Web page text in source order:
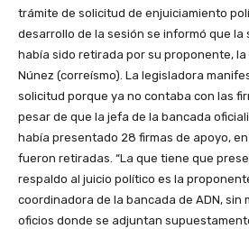
trámite de solicitud de enjuiciamiento
desarrollo de la sesión se informó que la
había sido retirada por su proponente,
Núnez (correísmo). La legisladora
solicitud porque ya no contaba con las
pesar de que la jefa de la bancada
había presentado 28 firmas de apoyo,
fueron retiradas. “La que tiene que
respaldo al juicio político es la
coordinadora de la bancada de ADN, sin
oficios donde se adjuntan